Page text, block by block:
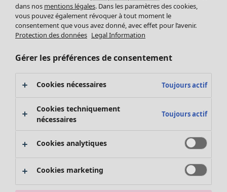
Basics
Bonnes affaires déco
Décoration
Textiles
Tapis
Éponge
Promos SOLDES
Les promos de Gudrun Sjödén
Nouvel arrivage
Bonnes affaires en soldes - jusqu'à -70
dans nos mentions légales. Dans les paramètres des cookies,
vous pouvez également révoquer à tout moment le
consentement que vous avez donné, avec effet pour l’avenir.
Protection des données Legal Information
Gérer les préférences de consentement
Cookies nécessaires Toujours actif
Cookies techniquement
nécessaires
Toujours actif
Cookies analytiques
Cookies marketing